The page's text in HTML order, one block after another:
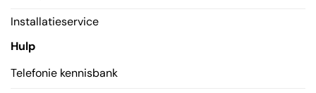
Installatieservice
Hulp
Telefonie kennisbank